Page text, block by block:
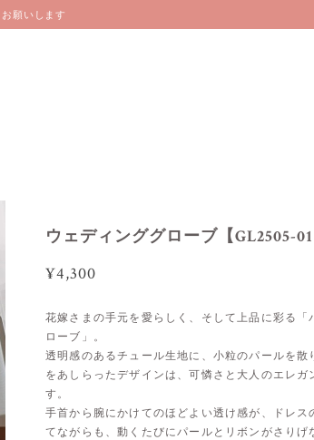
願いします
ウェディンググローブ【GL2505-01
¥4,300
花嫁さまの手元を愛らしく、そして上品に彩る
ローブ」。
透明感のあるチュール生地に、小粒のパールを散
をあしらったデザインは、可憐さと大人のエレガ
す。
手首から腕にかけてのほどよい透け感が、ドレス
てながらも、動くたびにパールとリボンがさりげ